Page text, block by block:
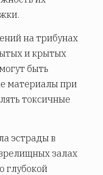
на трибунах
и крытых
быть
материалы при
токсичные
эстрады в
залах
глубокой